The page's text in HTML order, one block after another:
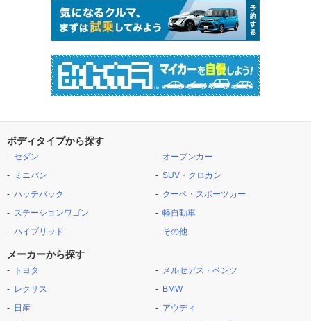
ボディタイプから探す
セダン
ミニバン
ハッチバック
ステーションワゴン
ハイブリッド
オープンカー
SUV・クロカン
クーペ・スポーツカー
軽自動車
その他
メーカーから探す
トヨタ
レクサス
日産
メルセデス・ベンツ
BMW
アウディ